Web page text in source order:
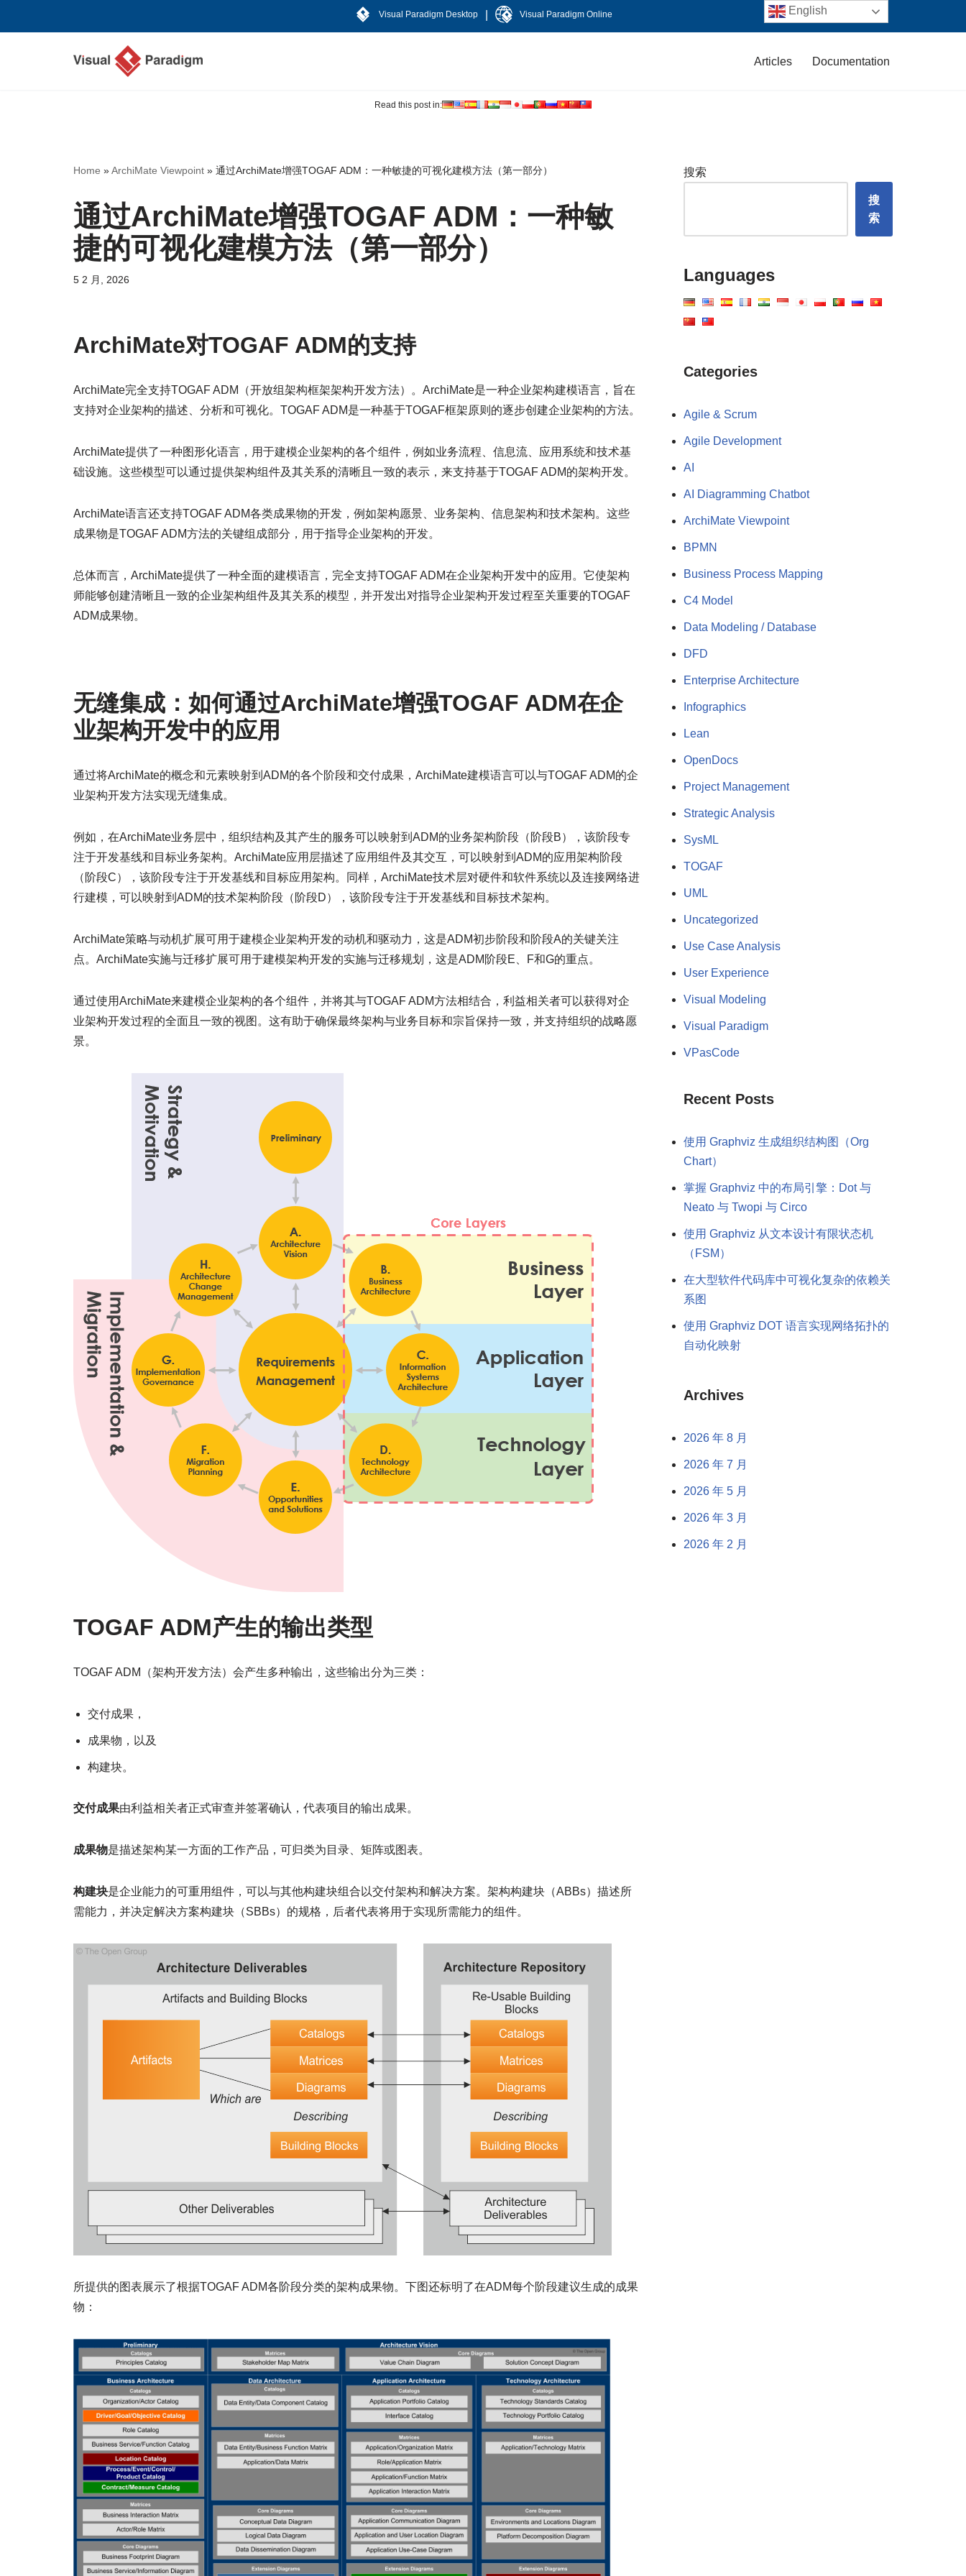
Visual Paradigm Desktop Visual Paradigm Online
Articles Documentation
Read this post in:
Home »ArchiMate Viewpoint » 通过ArchiMate增强TOGAF ADM：一种敏捷的可视化建模方法（第一部分）
通过ArchiMate增强TOGAF ADM：一种敏
捷的可视化建模方法（第一部分）
5 2 月, 2026
ArchiMate对TOGAF ADM的支持
ArchiMate完全支持TOGAF ADM（开放组架构框架架构开发方法）。ArchiMate是一种企业架构建模语言，旨在
支持对企业架构的描述、分析和可视化。TOGAF ADM是一种基于TOGAF框架原则的逐步创建企业架构的方法。
ArchiMate提供了一种图形化语言，用于建模企业架构的各个组件，例如业务流程、信息流、应用系统和技术基
础设施。这些模型可以通过提供架构组件及其关系的清晰且一致的表示，来支持基于TOGAF ADM的架构开发。
ArchiMate语言还支持TOGAF ADM各类成果物的开发，例如架构愿景、业务架构、信息架构和技术架构。这些
成果物是TOGAF ADM方法的关键组成部分，用于指导企业架构的开发。
总体而言，ArchiMate提供了一种全面的建模语言，完全支持TOGAF ADM在企业架构开发中的应用。它使架构
师能够创建清晰且一致的企业架构组件及其关系的模型，并开发出对指导企业架构开发过程至关重要的TOGAF
ADM成果物。
无缝集成：如何通过ArchiMate增强TOGAF ADM在企
业架构开发中的应用
通过将ArchiMate的概念和元素映射到ADM的各个阶段和交付成果，ArchiMate建模语言可以与TOGAF ADM的企
业架构开发方法实现无缝集成。
例如，在ArchiMate业务层中，组织结构及其产生的服务可以映射到ADM的业务架构阶段（阶段B），该阶段专
注于开发基线和目标业务架构。ArchiMate应用层描述了应用组件及其交互，可以映射到ADM的应用架构阶段
（阶段C），该阶段专注于开发基线和目标应用架构。同样，ArchiMate技术层对硬件和软件系统以及连接网络进
行建模，可以映射到ADM的技术架构阶段（阶段D），该阶段专注于开发基线和目标技术架构。
ArchiMate策略与动机扩展可用于建模企业架构开发的动机和驱动力，这是ADM初步阶段和阶段A的关键关注
点。ArchiMate实施与迁移扩展可用于建模架构开发的实施与迁移规划，这是ADM阶段E、F和G的重点。
通过使用ArchiMate来建模企业架构的各个组件，并将其与TOGAF ADM方法相结合，利益相关者可以获得对企
业架构开发过程的全面且一致的视图。这有助于确保最终架构与业务目标和宗旨保持一致，并支持组织的战略愿
景。
TOGAF ADM产生的输出类型
TOGAF ADM（架构开发方法）会产生多种输出，这些输出分为三类：
交付成果，
成果物，以及
构建块。
交付成果由利益相关者正式审查并签署确认，代表项目的输出成果。
成果物是描述架构某一方面的工作产品，可归类为目录、矩阵或图表。
构建块是企业能力的可重用组件，可以与其他构建块组合以交付架构和解决方案。架构构建块（ABBs）描述所
需能力，并决定解决方案构建块（SBBs）的规格，后者代表将用于实现所需能力的组件。
所提供的图表展示了根据TOGAF ADM各阶段分类的架构成果物。下图还标明了在ADM每个阶段建议生成的成果
物：
搜索
搜
索
Languages
Categories
Agile & Scrum
Agile Development
AI
AI Diagramming Chatbot
ArchiMate Viewpoint
BPMN
Business Process Mapping
C4 Model
Data Modeling / Database
DFD
Enterprise Architecture
Infographics
Lean
OpenDocs
Project Management
Strategic Analysis
SysML
TOGAF
UML
Uncategorized
Use Case Analysis
User Experience
Visual Modeling
Visual Paradigm
VPasCode
Recent Posts
使用 Graphviz 生成组织结构图（Org
Chart）
掌握 Graphviz 中的布局引擎：Dot 与
Neato 与 Twopi 与 Circo
使用 Graphviz 从文本设计有限状态机
（FSM）
在大型软件代码库中可视化复杂的依赖关
系图
使用 Graphviz DOT 语言实现网络拓扑的
自动化映射
Archives
2026 年 8 月
2026 年 7 月
2026 年 5 月
2026 年 3 月
2026 年 2 月
English